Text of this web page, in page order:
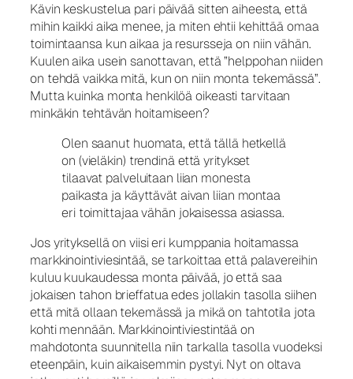
Kävin keskustelua pari päivää sitten aiheesta, että
mihin kaikki aika menee, ja miten ehtii kehittää omaa
toimintaansa kun aikaa ja resursseja on niin vähän.
Kuulen aika usein sanottavan, että ”helppohan niiden
on tehdä vaikka mitä, kun on niin monta tekemässä”.
Mutta kuinka monta henkilöä oikeasti tarvitaan
minkäkin tehtävän hoitamiseen?
Olen saanut huomata, että tällä hetkellä
on (vieläkin) trendinä että yritykset
tilaavat palveluitaan liian monesta
paikasta ja käyttävät aivan liian montaa
eri toimittajaa vähän jokaisessa asiassa.
Jos yrityksellä on viisi eri kumppania hoitamassa
markkinointiviesintää, se tarkoittaa että palavereihin
kuluu kuukaudessa monta päivää, jo että saa
jokaisen tahon brieffatua edes jollakin tasolla siihen
että mitä ollaan tekemässä ja mikä on tahtotila jota
kohti mennään. Markkinointiviestintää on
mahdotonta suunnitella niin tarkalla tasolla vuodeksi
eteenpäin, kuin aikaisemmin pystyi. Nyt on oltava